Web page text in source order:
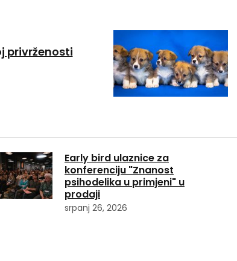
privrženosti
Early bird ulaznice za
konferenciju "Znanost
psihodelika u primjeni" u
prodaji
srpanj 26, 2026